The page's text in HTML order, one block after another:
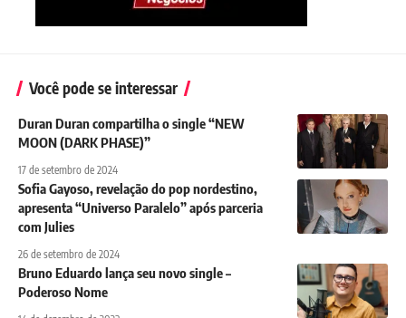
Você pode se interessar
Duran Duran compartilha o single “NEW
MOON (DARK PHASE)”
17 de setembro de 2024
Sofia Gayoso, revelação do pop nordestino,
apresenta “Universo Paralelo” após parceria
com Julies
26 de setembro de 2024
Bruno Eduardo lança seu novo single –
Poderoso Nome